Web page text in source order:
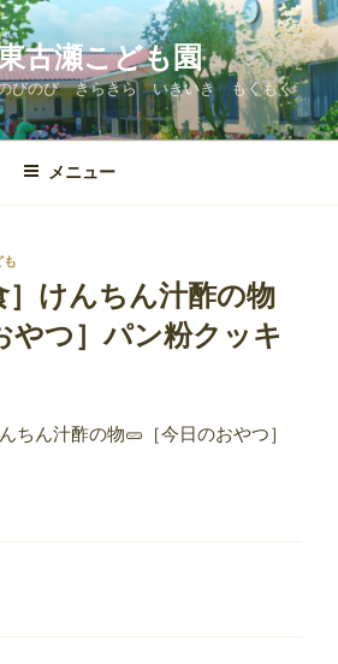
古瀬こども園
びのび きらきら いきいき もくもく
メニュー
も
］けんちん汁酢の物
やつ］パン粉クッキ